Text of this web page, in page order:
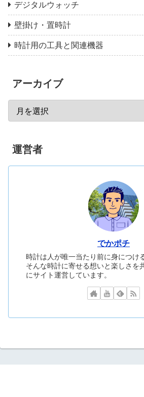
デジタルウォッチ
壁掛け・置時計
時計用の工具と関連機器
アーカイブ
運営者
でかポチ
時計は人が唯一当たり前に身につけ
そんな時計に寄せる想いと楽しさを
にサイト運営しています。